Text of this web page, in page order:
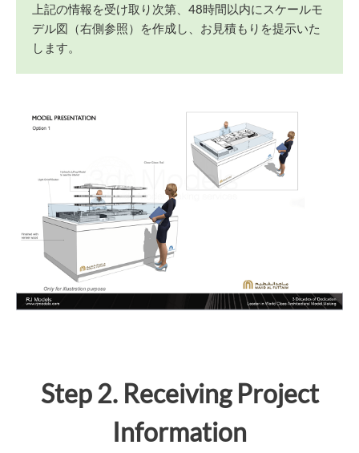
上記の情報を受け取り次第、48時間以内にスケールモ
デル図（右側参照）を作成し、お見積もりを提示いた
します。
Step 2. Receiving Project
Information